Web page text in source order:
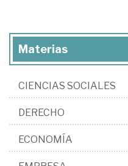
Materias
CIENCIAS SOCIALES
DERECHO
ECONOMÍA